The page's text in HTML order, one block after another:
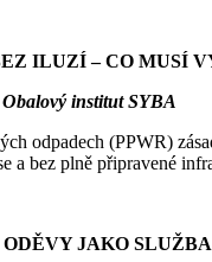
ILUZÍ – CO MUSÍ
institut SYBA
odpadech (PPWR)
a bez plně připravené
ODĚVY JAKO